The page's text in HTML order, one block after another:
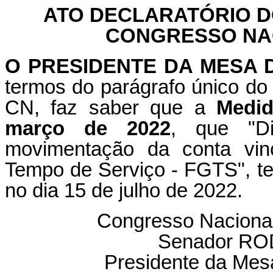
ATO DECLARATÓRIO
CONGRESSO
O PRESIDENTE DA MESA
termos do parágrafo único
CN, faz saber que a
março de 2022, que
movimentação da conta
Tempo de Serviço - FGTS",
no dia 15 de julho de 2022.
Congresso
Senador
Presidente da